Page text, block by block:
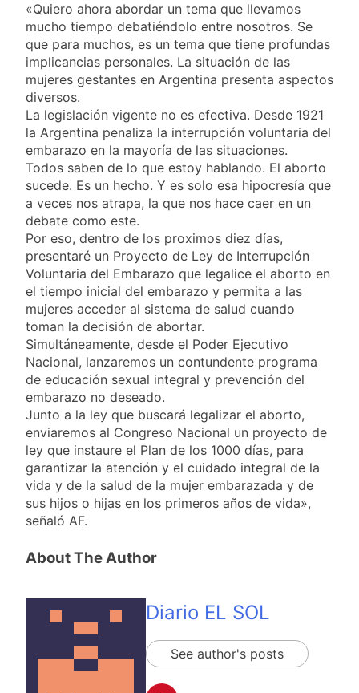
«Quiero ahora abordar un tema que llevamos
mucho tiempo debatiéndolo entre nosotros. Se
que para muchos, es un tema que tiene profundas
implicancias personales. La situación de las
mujeres gestantes en Argentina presenta aspectos
diversos.
La legislación vigente no es efectiva. Desde 1921
la Argentina penaliza la interrupción voluntaria del
embarazo en la mayoría de las situaciones.
Todos saben de lo que estoy hablando. El aborto
sucede. Es un hecho. Y es solo esa hipocresía que
a veces nos atrapa, la que nos hace caer en un
debate como este.
Por eso, dentro de los proximos diez días,
presentaré un Proyecto de Ley de Interrupción
Voluntaria del Embarazo que legalice el aborto en
el tiempo inicial del embarazo y permita a las
mujeres acceder al sistema de salud cuando
toman la decisión de abortar.
Simultáneamente, desde el Poder Ejecutivo
Nacional, lanzaremos un contundente programa
de educación sexual integral y prevención del
embarazo no deseado.
Junto a la ley que buscará legalizar el aborto,
enviaremos al Congreso Nacional un proyecto de
ley que instaure el Plan de los 1000 días, para
garantizar la atención y el cuidado integral de la
vida y de la salud de la mujer embarazada y de
sus hijos o hijas en los primeros años de vida»,
señaló AF.
About The Author
Diario EL SOL
See author's posts